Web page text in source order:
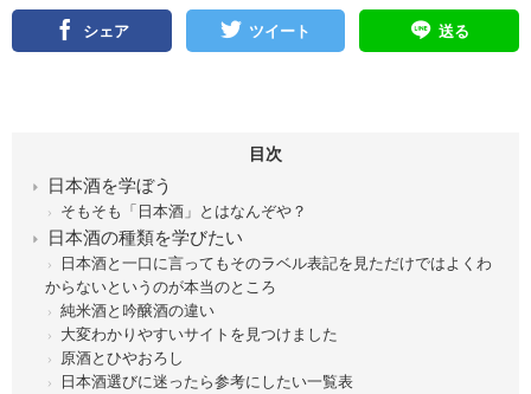
シェア ツイート 送る
目次
日本酒を学ぼう
そもそも「日本酒」とはなんぞや？
日本酒の種類を学びたい
日本酒と一口に言ってもそのラベル表記を見ただけではよくわ
からないというのが本当のところ
純米酒と吟醸酒の違い
大変わかりやすいサイトを見つけました
原酒とひやおろし
日本酒選びに迷ったら参考にしたい一覧表